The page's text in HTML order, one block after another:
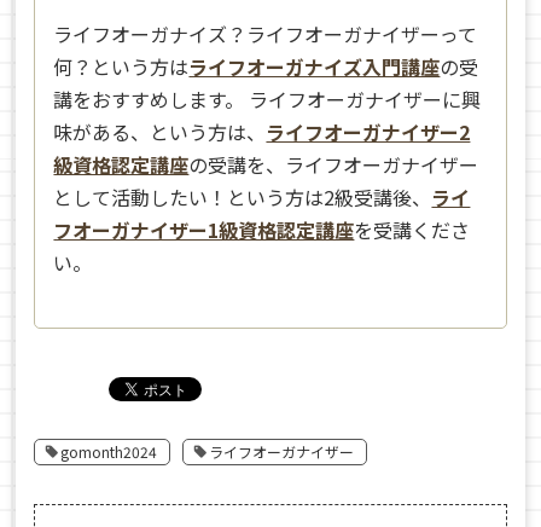
ライフオーガナイズ？ライフオーガナイザーって
何？という方はライフオーガナイズ入門講座の受
講をおすすめします。 ライフオーガナイザーに興
味がある、という方は、 ライフオーガナイザー2
級資格認定講座の受講を、ライフオーガナイザー
として活動したい！という方は2級受講後、 ライ
フオーガナイザー1級資格認定講座を受講くださ
い。
gomonth2024 ライフオーガナイザー